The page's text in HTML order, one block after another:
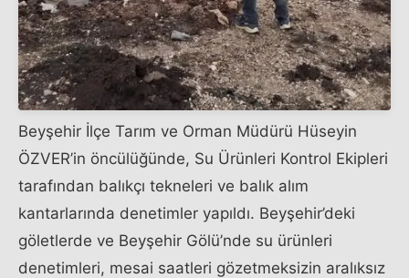
Beyşehir İlçe Tarım ve Orman Müdürü Hüseyin
ÖZVER’in öncülüğünde, Su Ürünleri Kontrol Ekipleri
tarafından balıkçı tekneleri ve balık alım
kantarlarında denetimler yapıldı. Beyşehir’deki
göletlerde ve Beyşehir Gölü’nde su ürünleri
denetimleri, mesai saatleri gözetmeksizin aralıksız